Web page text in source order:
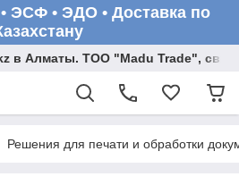
ЭСФ • ЭДО • Доставка по
в Алматы. ТОО "Madu Trade",
Решения для печати и обработки